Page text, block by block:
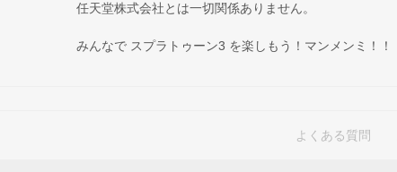
任天堂株式会社とは一切関係ありません。
みんなで スプラトゥーン3 を楽しもう！マンメンミ！！
よくある質問